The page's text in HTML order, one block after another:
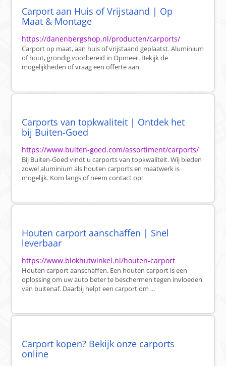
Carport aan Huis of Vrijstaand | Op
Maat & Montage
https://danenbergshop.nl/producten/carports/
Carport op maat, aan huis of vrijstaand geplaatst. Aluminium
of hout, grondig voorbereid in Opmeer. Bekijk de
mogelijkheden of vraag een offerte aan.
Carports van topkwaliteit | Ontdek het
bij Buiten-Goed
https://www.buiten-goed.com/assortiment/carports/
Bij Buiten-Goed vindt u carports van topkwaliteit. Wij bieden
zowel aluminium als houten carports en maatwerk is
mogelijk. Kom langs of neem contact op!
Houten carport aanschaffen | Snel
leverbaar
https://www.blokhutwinkel.nl/houten-carport
Houten carport aanschaffen. Een houten carport is een
oplossing om uw auto beter te beschermen tegen invloeden
van buitenaf. Daarbij helpt een carport om ...
Carport kopen? Bekijk onze carports
online